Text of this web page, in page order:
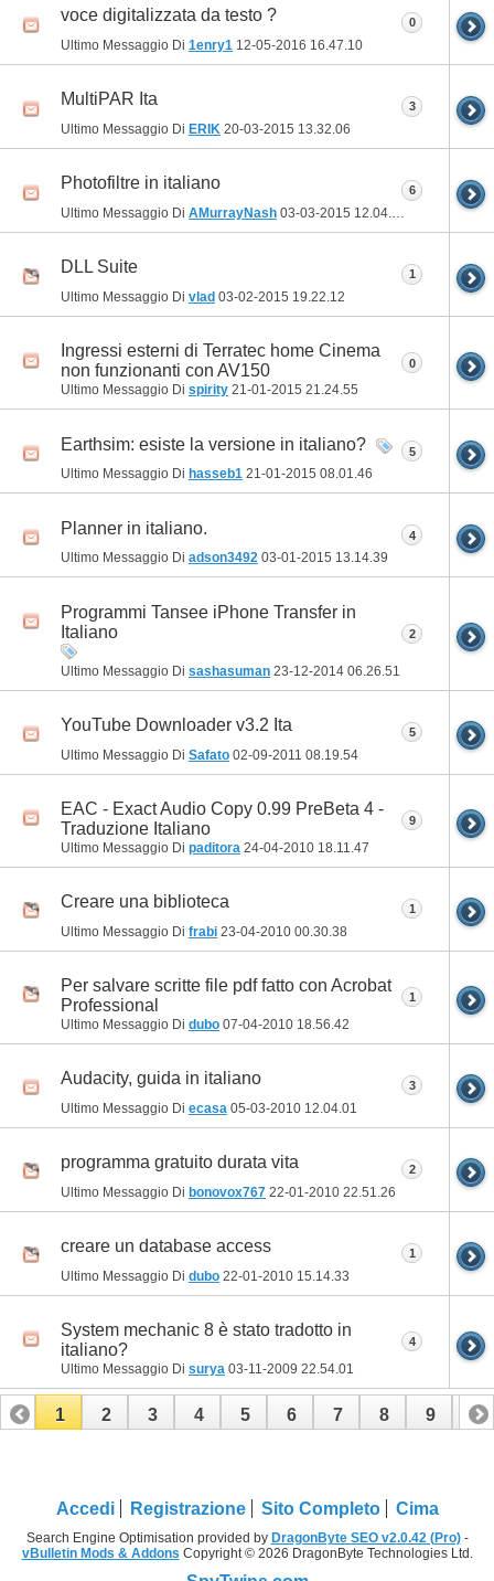
voce digitalizzata da testo ?
Ultimo Messaggio Di 1enry1 12-05-2016 16.47.10
0
MultiPAR Ita
Ultimo Messaggio Di ERIK 20-03-2015 13.32.06
3
Photofiltre in italiano
Ultimo Messaggio Di AMurrayNash 03-03-2015 12.04.01
6
DLL Suite
Ultimo Messaggio Di vlad 03-02-2015 19.22.12
1
Ingressi esterni di Terratec home Cinema
non funzionanti con AV150
Ultimo Messaggio Di spirity 21-01-2015 21.24.55
0
Earthsim: esiste la versione in italiano?
Ultimo Messaggio Di hasseb1 21-01-2015 08.01.46
5
Planner in italiano.
Ultimo Messaggio Di adson3492 03-01-2015 13.14.39
4
Programmi Tansee iPhone Transfer in
Italiano
Ultimo Messaggio Di sashasuman 23-12-2014 06.26.51
2
YouTube Downloader v3.2 Ita
Ultimo Messaggio Di Safato 02-09-2011 08.19.54
5
EAC - Exact Audio Copy 0.99 PreBeta 4 -
Traduzione Italiano
Ultimo Messaggio Di paditora 24-04-2010 18.11.47
9
Creare una biblioteca
Ultimo Messaggio Di frabi 23-04-2010 00.30.38
1
Per salvare scritte file pdf fatto con Acrobat
Professional
Ultimo Messaggio Di dubo 07-04-2010 18.56.42
1
Audacity, guida in italiano
Ultimo Messaggio Di ecasa 05-03-2010 12.04.01
3
programma gratuito durata vita
Ultimo Messaggio Di bonovox767 22-01-2010 22.51.26
2
creare un database access
Ultimo Messaggio Di dubo 22-01-2010 15.14.33
1
System mechanic 8 è stato tradotto in
italiano?
Ultimo Messaggio Di surya 03-11-2009 22.54.01
4
1 2 3 4 5 6 7 8 9 10
Accedi Registrazione Sito Completo Cima
Search Engine Optimisation provided by DragonByte SEO v2.0.42 (Pro)-
vBulletin Mods & Addons Copyright © 2026 DragonByte Technologies Ltd.